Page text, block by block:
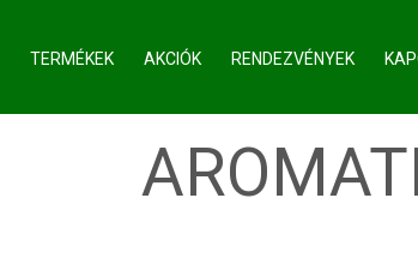
TERMÉKEK AKCIÓK RENDEZVÉNYEK